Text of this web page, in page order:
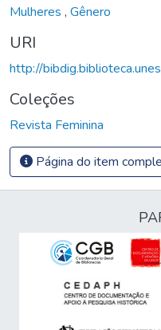
Mulheres , Gênero
URI
http://
Coleções
Revista Feminina
Página do item